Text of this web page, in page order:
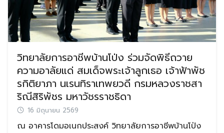
วิทยาลัยการอาชีพบ้านโป่ง ร่วมจัดพิธีถวาย
ความอาลัยแด่ สมเด็จพระเจ้าลูกเธอ เจ้าฟ้าพัช
รกิติยาภา นเรนทิราเทพยวดี กรมหลวงราชสา
ริณีสิริพัชร มหาวัชรราชธิดา
16 มิถุนายน 2569
ณ อาคารโดมอเนกประสงค์ วิทยาลัยการอาชีพบ้านโป่ง